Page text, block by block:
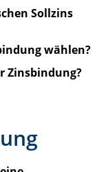
Sollzins
wählen?
Zinsbindung?